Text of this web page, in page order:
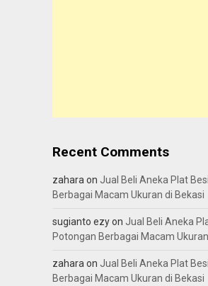
Recent Comments
zahara on Jual Beli Aneka Plat
Berbagai Macam Ukuran di Bekasi
sugianto ezyon Jual Beli Aneka
Potongan Berbagai Macam
zahara on Jual Beli Aneka Plat
Berbagai Macam Ukuran di Bekasi